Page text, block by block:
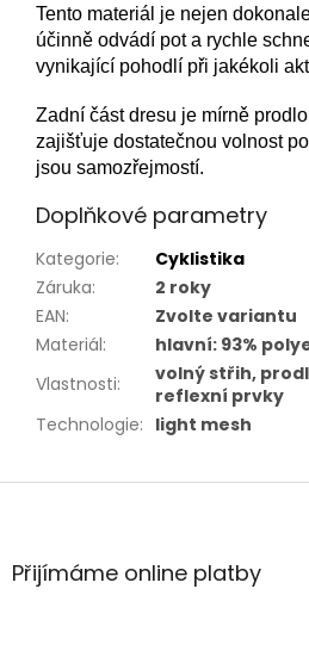
Tento materiál je nejen
účinně odvádí pot a rychle
vynikající pohodlí při jakékoli
Zadní část dresu je mírně
zajišťuje dostatečnou volnost
jsou samozřejmostí.
Doplňkové parametry
Kategorie:
Cyklistika
Záruka:
2 roky
EAN:
Zvolte variantu
Materiál:
hlavní: 93%
Vlastnosti:
volný střih,
reflexní prvky
Technologie: light mesh
Z
aPřijímáme online platby